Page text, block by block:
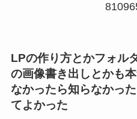
LPの作り方とかフォル
の画像書き出しとかも
なかったら知らなかっ
てよかった